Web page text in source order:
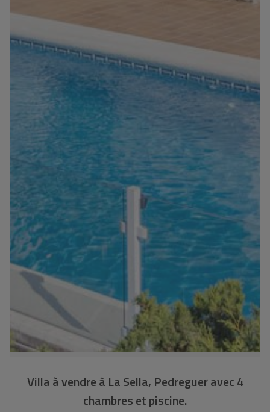
Villa à vendre à La Sella, Pedreguer avec 4
chambres et piscine.